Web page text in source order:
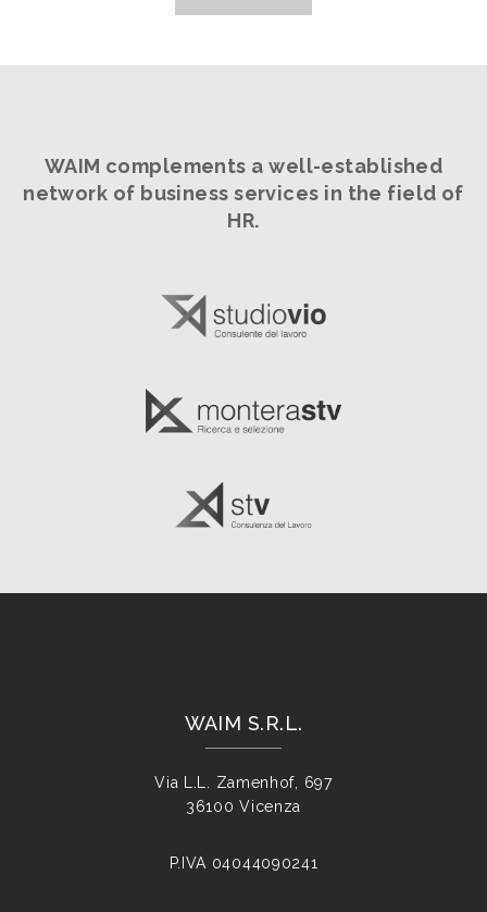
WAIM complements a well-established
network of business services in the field of
HR.
WAIM S.R.L.
Via L.L. Zamenhof, 697
36100 Vicenza
P.IVA 04044090241